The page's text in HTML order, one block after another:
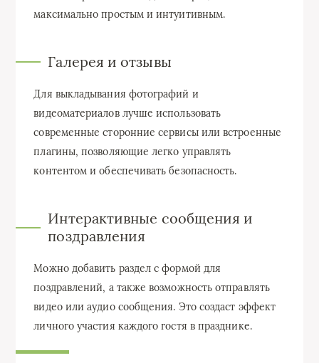
максимально простым и интуитивным.
Галерея и отзывы
Для выкладывания фотографий и
видеоматериалов лучше использовать
современные сторонние сервисы или встроенные
плагины, позволяющие легко управлять
контентом и обеспечивать безопасность.
Интерактивные сообщения и
поздравления
Можно добавить раздел с формой для
поздравлений, а также возможность отправлять
видео или аудио сообщения. Это создаст эффект
личного участия каждого гостя в празднике.